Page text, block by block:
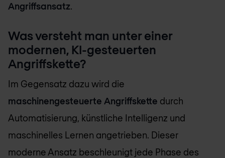
Angriffsansatz.
Was versteht man unter einer
modernen, KI-gesteuerten
Angriffskette?
Im Gegensatz dazu wird die
maschinengesteuerte Angriffskette durch
Automatisierung, künstliche Intelligenz und
maschinelles Lernen angetrieben. Dieser
moderne Ansatz beschleunigt jede Phase des